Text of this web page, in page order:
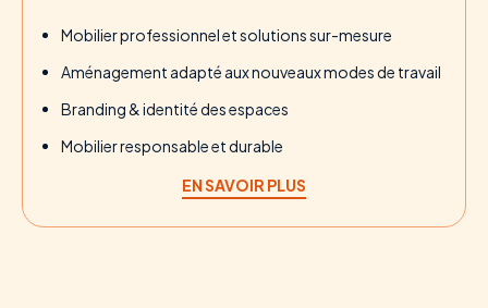
Mobilier professionnel et solutions sur-mesure
Aménagement adapté aux nouveaux modes de travail
Branding & identité des espaces
Mobilier responsable et durable
EN SAVOIR PLUS